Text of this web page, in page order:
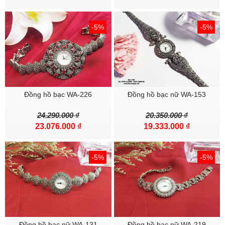
Thái Lan vô cùng tinh xảo độc lạ và tốt cho sức khỏe . Mời cả nhà
tham khảo tại bộ sưu tập đồng hồ bạc
-----------***-----------
Mời các bạn tham khảo thêmBộ sưu tập mới vềtại fanpage:
-5%
Đồng hồ bạc WA-226
24.290.000 ₫
23.076.000 ₫
-5%
Đồng hồ bạc nữ WA-153
20.350.000 ₫
19.333.000 ₫
-5% -5%